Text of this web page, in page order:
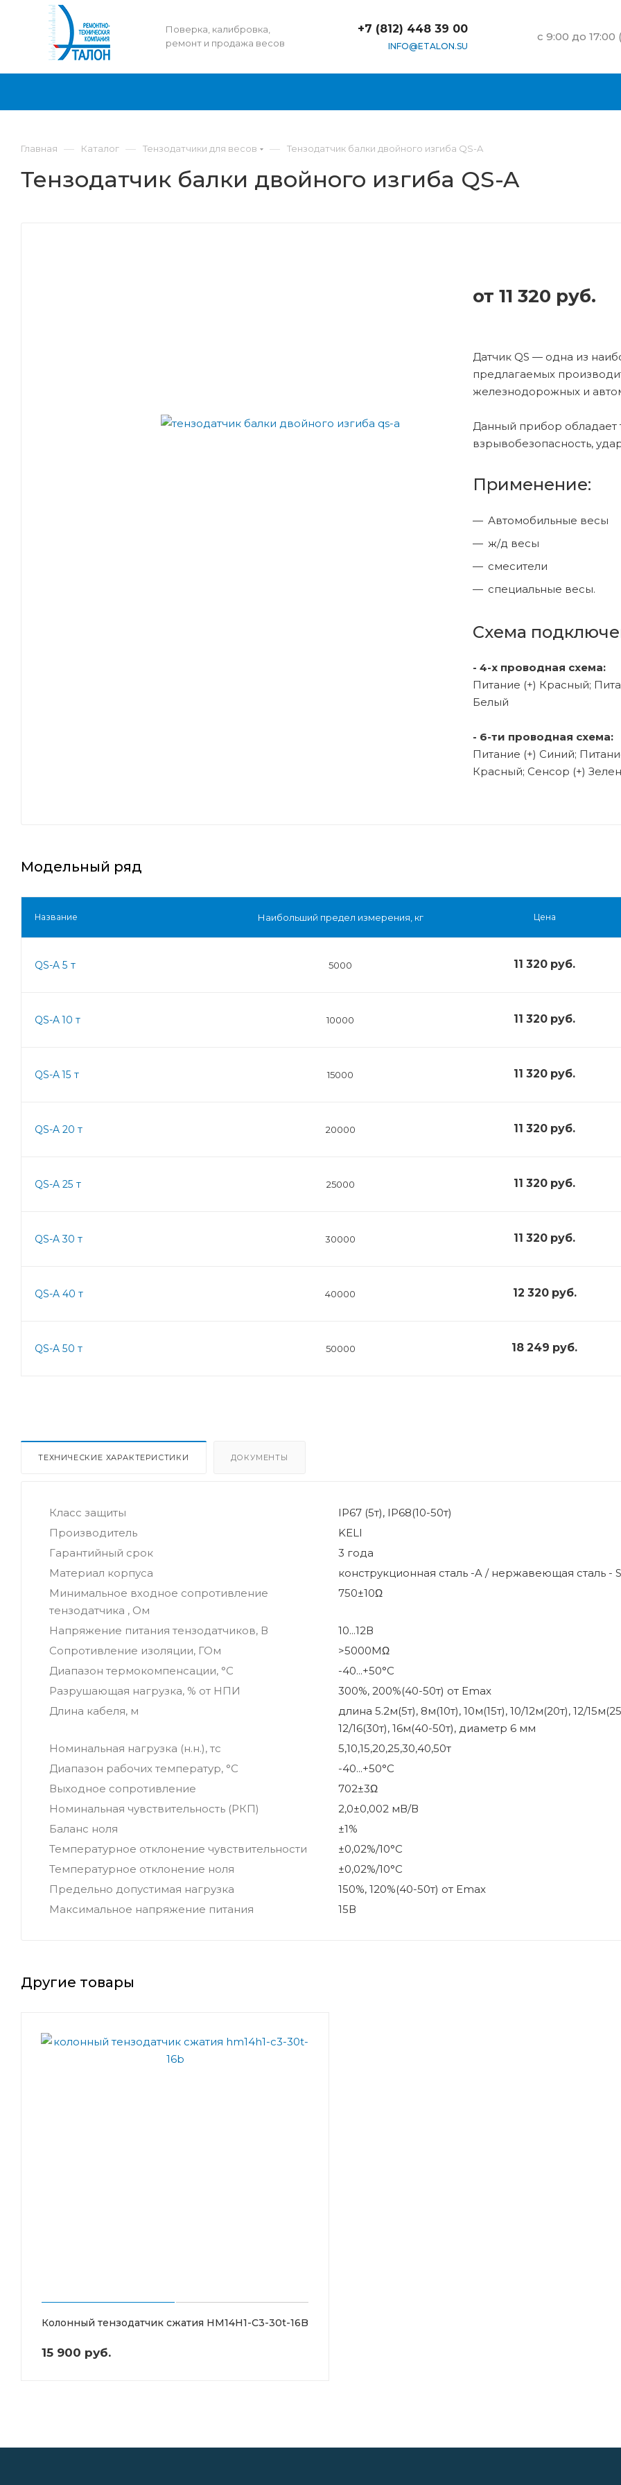
Поверка, калибровка,
ремонт и продажа весов
+7 (812) 448 39 00
INFO@ETALON.SU
c 9:00 до
Главная — Каталог — Тензодатчики для весов — Тензодатчик балки двойного изгиба QS-A
Тензодатчик балки двойного изгиба QS-A
от 11 320 руб.
Датчик QS — одна из
предлагаемых
железнодорожных и
Данный прибор обладает
взрывобезопасность,
Применение:
Автомобильные весы
ж/д весы
смесители
специальные весы.
Схема
- 4-х проводная схема:
Питание (+) Красный;
Белый
- 6-ти проводная схема:
Питание (+) Синий;
Красный; Сенсор (+)
Модельный ряд
Название Наибольший предел измерения, кг Цена
QS-A 5 т 5000 11 320 руб.
QS-A 10 т 10000 11 320 руб.
QS-A 15 т 15000 11 320 руб.
QS-A 20 т 20000 11 320 руб.
QS-A 25 т 25000 11 320 руб.
QS-A 30 т 30000 11 320 руб.
QS-A 40 т 40000 12 320руб.
QS-A 50 т 50000 18 249 руб.
ТЕХНИЧЕСКИЕ ХАРАКТЕРИСТИКИ ДОКУМЕНТЫ
Класс защиты
IP67 (5т), IP68(10-50т)
Производитель
KELI
Гарантийный срок
3 года
Материал корпуса
конструкционная сталь -A / нержавеющая сталь -
Минимальное входное сопротивление
тензодатчика , Ом
750±10Ω
Напряжение питания тензодатчиков, В
10...12В
Сопротивление изоляции, ГОм
>5000МΩ
Диапазон термокомпенсации, °С
-40...+50°С
Разрушающая нагрузка, % от НПИ
300%, 200%(40-50т) от Еmax
Длина кабеля, м
длина 5.2м(5т), 8м(10т), 10м(15т), 10/12м(20т), 12/
12/16(30т), 16м(40-50т), диаметр 6 мм
Номинальная нагрузка (н.н.), тс
5,10,15,20,25,30,40,50т
Диапазон рабочих температур, °С
-40...+50°С
Выходное сопротивление
702±3Ω
Номинальная чувствительность (РКП)
2,0±0,002 мВ/В
Баланс ноля
±1%
Температурное отклонение чувствительности
±0,02%/10°С
Температурное отклонение ноля
±0,02%/10°С
Предельно допустимая нагрузка
150%, 120%(40-50т) от Еmax
Максимальное напряжение питания
15В
Другие товары
Колонный тензодатчик сжатия HM14H1-C3-30t-16B
15 900 руб.